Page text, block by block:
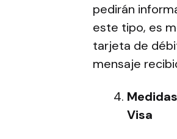
pedirán
este tipo, es
tarjeta de
mensaje
Visa